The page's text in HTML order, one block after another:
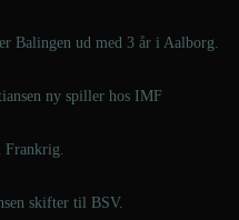
Balingen ud med 3 år i Aalborg.
ny spiller hos IMF
Frankrig.
skifter til BSV.